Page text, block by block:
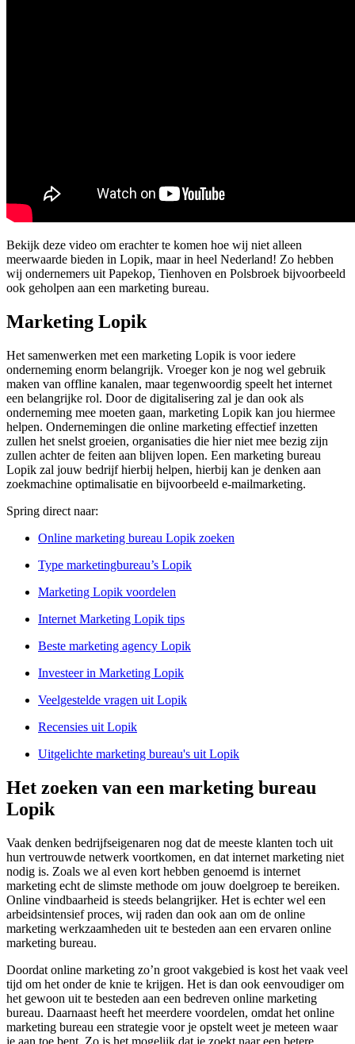
Bekijk deze video om erachter te komen hoe wij niet alleen
meerwaarde bieden in Lopik, maar in heel Nederland! Zo hebben
wij ondernemers uit Papekop, Tienhoven en Polsbroek bijvoorbeeld
ook geholpen aan een marketing bureau.
Marketing Lopik
Het samenwerken met een marketing Lopik is voor iedere
onderneming enorm belangrijk. Vroeger kon je nog wel gebruik
maken van offline kanalen, maar tegenwoordig speelt het internet
een belangrijke rol. Door de digitalisering zal je dan ook als
onderneming mee moeten gaan, marketing Lopik kan jou hiermee
helpen. Ondernemingen die online marketing effectief inzetten
zullen het snelst groeien, organisaties die hier niet mee bezig zijn
zullen achter de feiten aan blijven lopen. Een marketing bureau
Lopik zal jouw bedrijf hierbij helpen, hierbij kan je denken aan
zoekmachine optimalisatie en bijvoorbeeld e-mailmarketing.
Spring direct naar:
Online marketing bureau Lopik zoeken
Type marketingbureau’s Lopik
Marketing Lopik voordelen
Internet Marketing Lopik tips
Beste marketing agency Lopik
Investeer in Marketing Lopik
Veelgestelde vragen uit Lopik
Recensies uit Lopik
Uitgelichte marketing bureau's uit Lopik
Het zoeken van een marketing bureau
Lopik
Vaak denken bedrijfseigenaren nog dat de meeste klanten toch uit
hun vertrouwde netwerk voortkomen, en dat internet marketing niet
nodig is. Zoals we al even kort hebben genoemd is internet
marketing echt de slimste methode om jouw doelgroep te bereiken.
Online vindbaarheid is steeds belangrijker. Het is echter wel een
arbeidsintensief proces, wij raden dan ook aan om de online
marketing werkzaamheden uit te besteden aan een ervaren online
marketing bureau.
Doordat online marketing zo’n groot vakgebied is kost het vaak veel
tijd om het onder de knie te krijgen. Het is dan ook eenvoudiger om
het gewoon uit te besteden aan een bedreven online marketing
bureau. Daarnaast heeft het meerdere voordelen, omdat het online
marketing bureau een strategie voor je opstelt weet je meteen waar
je aan toe bent. Zo is het mogelijk dat je zoekt naar een betere